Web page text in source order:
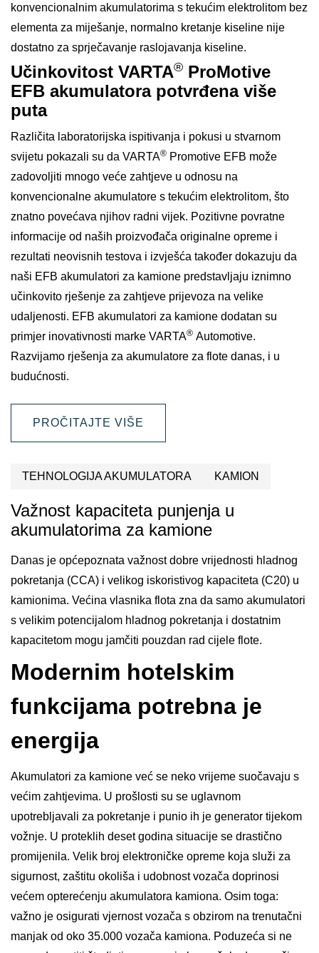
konvencionalnim akumulatorima s tekućim elektrolitom bez
elementa za miješanje, normalno kretanje kiseline nije
dostatno za sprječavanje raslojavanja kiseline.
Učinkovitost VARTA® ProMotive
EFB akumulatora potvrđena više
puta
Različita laboratorijska ispitivanja i pokusi u stvarnom
svijetu pokazali su da VARTA® Promotive EFB može
zadovoljiti mnogo veće zahtjeve u odnosu na
konvencionalne akumulatore s tekućim elektrolitom, što
znatno povećava njihov radni vijek. Pozitivne povratne
informacije od naših proizvođača originalne opreme i
rezultati neovisnih testova i izvješća također dokazuju da
naši EFB akumulatori za kamione predstavljaju iznimno
učinkovito rješenje za zahtjeve prijevoza na velike
udaljenosti. EFB akumulatori za kamione dodatan su
primjer inovativnosti marke VARTA® Automotive.
Razvijamo rješenja za akumulatore za flote danas, i u
budućnosti.
PROČITAJTE VIŠE
TEHNOLOGIJA AKUMULATORA KAMION
Važnost kapaciteta punjenja u
akumulatorima za kamione
Danas je općepoznata važnost dobre vrijednosti hladnog
pokretanja (CCA) i velikog iskoristivog kapaciteta (C20) u
kamionima. Većina vlasnika flota zna da samo akumulatori
s velikim potencijalom hladnog pokretanja i dostatnim
kapacitetom mogu jamčiti pouzdan rad cijele flote.
Modernim hotelskim
funkcijama potrebna je
energija
Akumulatori za kamione već se neko vrijeme suočavaju s
većim zahtjevima. U prošlosti su se uglavnom
upotrebljavali za pokretanje i punio ih je generator tijekom
vožnje. U proteklih deset godina situacije se drastično
promijenila. Velik broj elektroničke opreme koja služi za
sigurnost, zaštitu okoliša i udobnost vozača doprinosi
većem opterećenju akumulatora kamiona. Osim toga:
važno je osigurati vjernost vozača s obzirom na trenutačni
manjak od oko 35.000 vozača kamiona. Poduzeća si ne